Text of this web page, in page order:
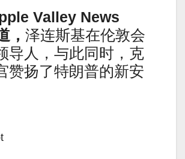
Valley News
， 泽连斯基在伦敦会
导人，与此同时，克
赞扬了特朗普的新安